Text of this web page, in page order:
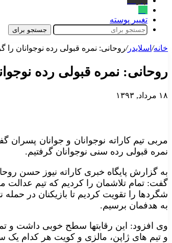
تغییر پوسته
جستجو برای
خانه/ اسلایدر/روحانی: نمره قبولی رده نوجوانان را
روحانی: نمره قبولی رده
۱۸ مرداد, ۱۳۹۳
مربی تیم کاراته نوجوانان و جوانان
نمره قبولی رده سنی نوجوانان گرفتیم.
به گزارش پایگاه خبری کاراته نیوز حسن
گفت: تمام تلاشمان را کردیم که تیم عدالت
شگردها را تقویت کردیم تا بازیکنان در
به هدفمان برسیم.
و تیم های ژاپن، مالزی و کویت هر کدام یک